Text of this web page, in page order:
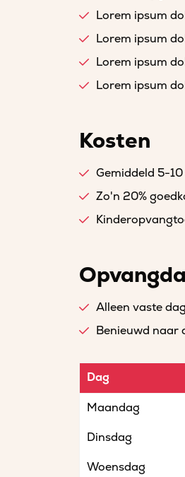
Lorem ipsum
Lorem ipsum
Lorem ipsum
Lorem ipsum
Kosten
Gemiddeld 5-
Zo'n 20%
Alleen vaste
Benieuwd naar
Dag
Maandag
Dinsdag
Woensdag